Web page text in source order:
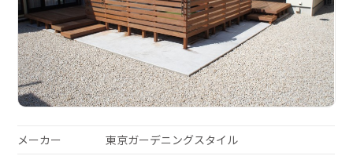
メーカー
東京ガーデニングスタイル